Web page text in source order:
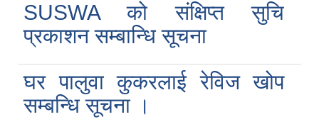
SUSWA को संक्षिप्त सुचि
प्रकाशन सम्बान्धि सूचना
घर पालुवा कुकरलाई रेविज खोप
सम्बन्धि सूचना ।